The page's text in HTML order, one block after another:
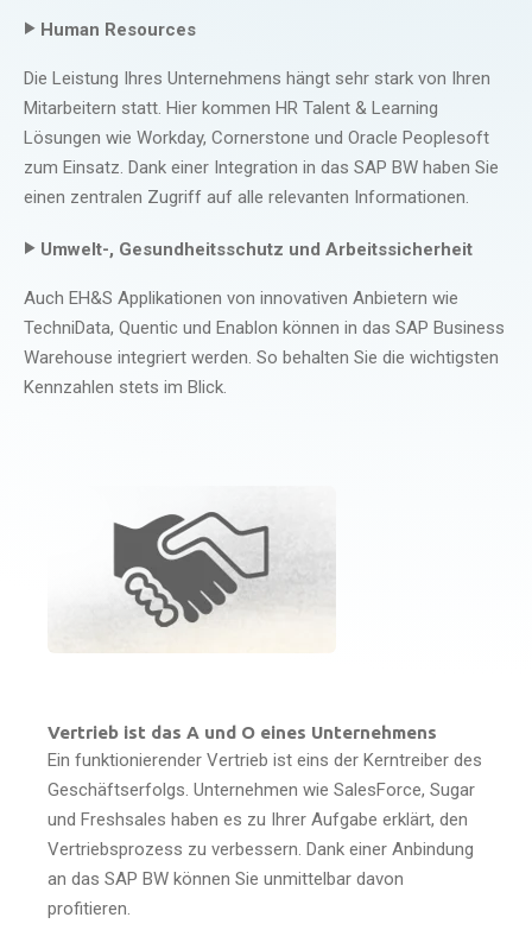
‣ Human Resources
Die Leistung Ihres Unternehmens hängt sehr stark von Ihren
Mitarbeitern statt. Hier kommen HR Talent & Learning
Lösungen wie Workday, Cornerstone und Oracle Peoplesoft
zum Einsatz. Dank einer Integration in das SAP BW haben Sie
einen zentralen Zugriff auf alle relevanten Informationen.
‣ Umwelt-, Gesundheitsschutz und Arbeitssicherheit
Auch EH&S Applikationen von innovativen Anbietern wie
TechniData, Quentic und Enablon können in das SAP Business
Warehouse integriert werden. So behalten Sie die wichtigsten
Kennzahlen stets im Blick.
Vertrieb ist das A und O eines Unternehmens
Ein funktionierender Vertrieb ist eins der Kerntreiber des
Geschäftserfolgs. Unternehmen wie SalesForce, Sugar
und Freshsales haben es zu Ihrer Aufgabe erklärt, den
Vertriebsprozess zu verbessern. Dank einer Anbindung
an das SAP BW können Sie unmittelbar davon
profitieren.